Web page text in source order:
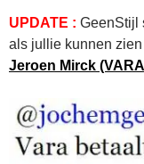
UPDATE : GeenStijl
als jullie kunnen
Jeroen Mirck